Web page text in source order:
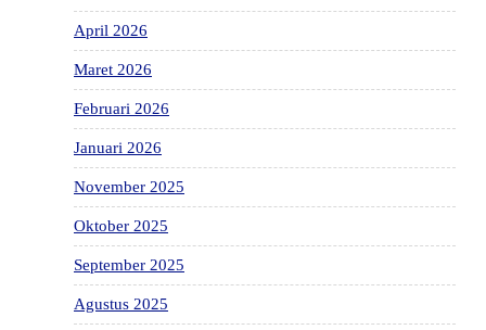
April 2026
Maret 2026
Februari 2026
Januari 2026
November 2025
Oktober 2025
September 2025
Agustus 2025